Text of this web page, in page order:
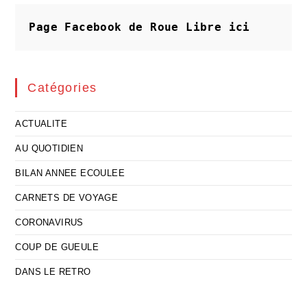
Page Facebook de Roue Libre ici
Catégories
ACTUALITE
AU QUOTIDIEN
BILAN ANNEE ECOULEE
CARNETS DE VOYAGE
CORONAVIRUS
COUP DE GUEULE
DANS LE RETRO